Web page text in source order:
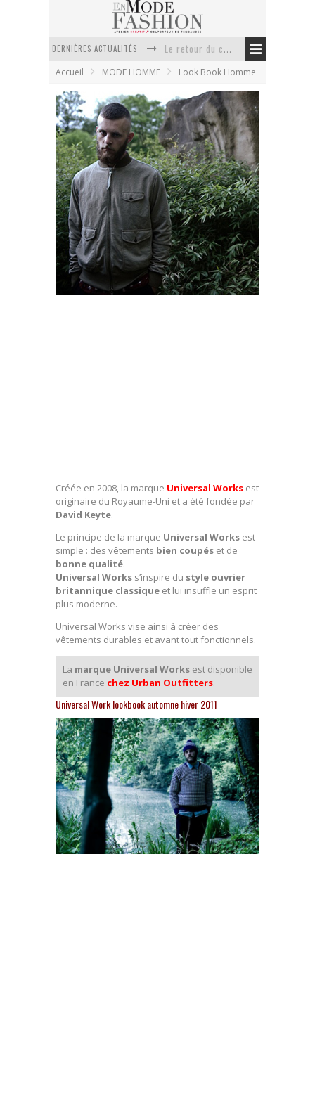
DERNIÈRES ACTUALITÉS
Week-end spa en automne : quel maillot de bain choisir ?
Pourquoi le costume sur mesure à Paris est un incontournable de l’élégance contemporaine ?
Anti chute cheveux homme : quelles solutions pour renforcer sa chevelure ?
Accueil MODE HOMME Look Book Homme
Universal Work lookbook hiver 2011
En Mode Fashion
8 septembre 2011
Look Book Homme
Créée en 2008, la marque Universal Works est
originaire du Royaume-Uni et a été fondée par
David Keyte.
Le principe de la marque Universal Works est
simple : des vêtements bien coupés et de
bonne qualité.
Universal Works s’inspire du style ouvrier
britannique classique et lui insuffle un esprit
plus moderne.
Universal Works vise ainsi à créer des
vêtements durables et avant tout fonctionnels.
La marque Universal Works est disponible
en France chez Urban Outfitters.
Universal Work lookbook automne hiver 2011